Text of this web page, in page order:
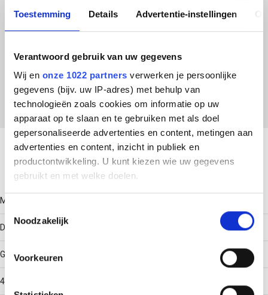
Toestemming Details Advertentie-instellingen
Verantwoord gebruik van uw gegevens
Wij en onze 1022 partners verwerken je persoonlijke
gegevens (bijv. uw IP-adres) met behulp van
technologieën zoals cookies om informatie op uw
apparaat op te slaan en te gebruiken met als doel
gepersonaliseerde advertenties en content, metingen aan
advertenties en content, inzicht in publiek en
productontwikkeling. U kunt kiezen wie uw gegevens
gebruikt en met welke doelen.
Informatie verzamelen over uw geografische locatie,
Uw apparaat identificeren door het actief te scannen
op specifieke eigenschappen (fingerprinting)
Noodzakelijk
Voorkeuren
DW 46 TEGENPLAATJE DUBBEL
EC000455 - Fixeerplaat voor beugelklem
Download productsheet
Technische gegevens
Model
Dubbel fixeerplaatje
Geschikt voor max. kabeldiameter
46